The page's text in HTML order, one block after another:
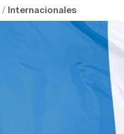
/ Internacionales